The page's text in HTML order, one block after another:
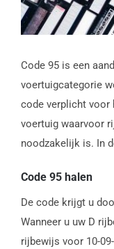
Code 95 is een
voertuigcategorie
code verplicht voor
voertuig waarvoor
noodzakelijk is. In
Code 95 halen
De code krijgt u
Wanneer u uw D
rijbewijs voor 10-